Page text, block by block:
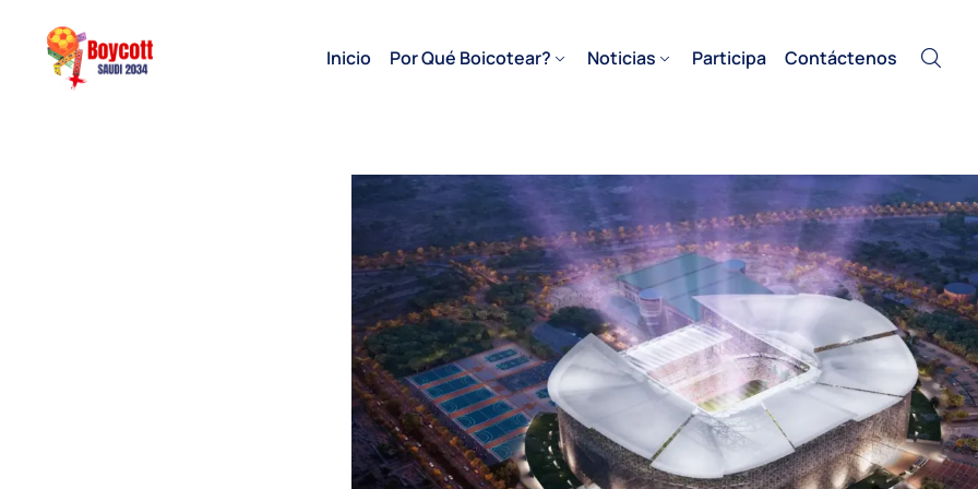
Inicio Por Qué Boicotear? Noticias Participa Contáctenos